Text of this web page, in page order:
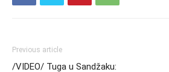
Previous article
/VIDEO/ Tuga u Sandžaku: